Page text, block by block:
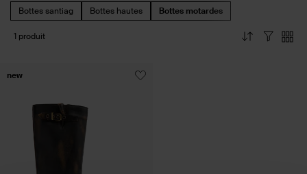
Bottes santiag Bottes hautes Bottes motardes
1 produit
new